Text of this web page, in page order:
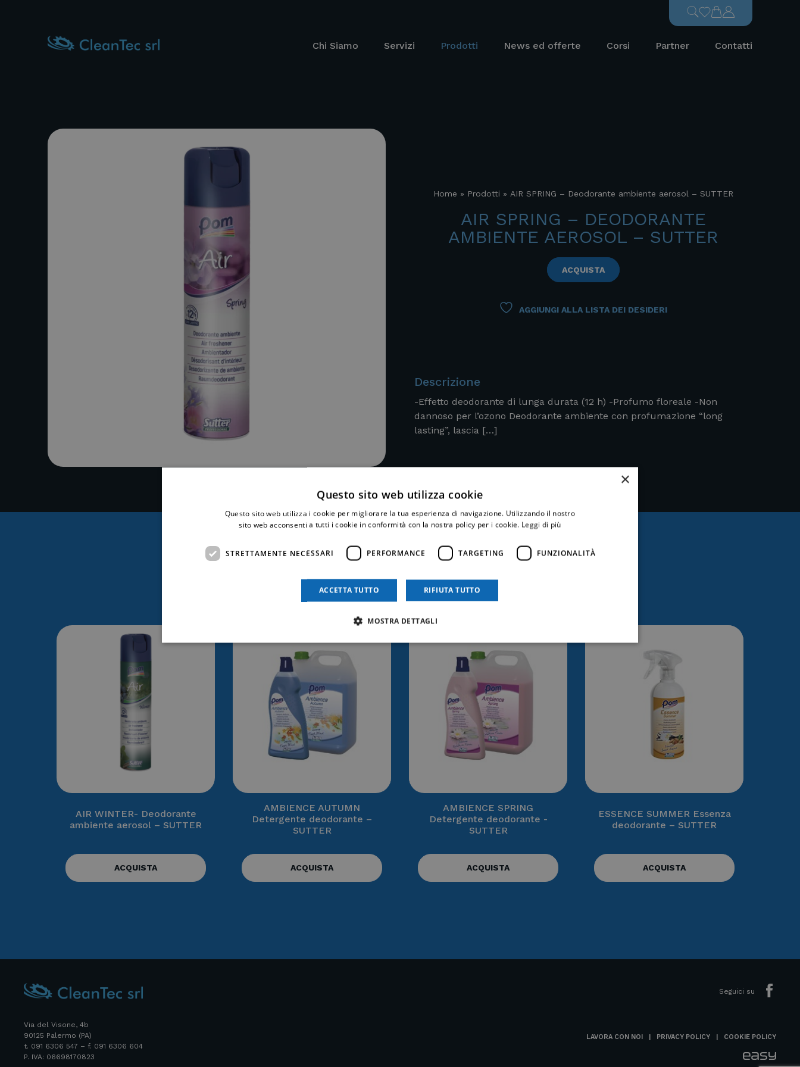
Chi Siamo Servizi Prodotti News ed offerte Corsi Partner Contatti
Home » Prodotti » AIR SPRING – Deodorante ambiente aerosol – SUTTER
AIR SPRING – DEODORANTE
AMBIENTE AEROSOL – SUTTER
ACQUISTA
AGGIUNGI ALLA LISTA DEI DESIDERI
Descrizione
-Effetto deodorante di lunga durata (12 h) -Profumo floreale -Non
dannoso per l’ozono Deodorante ambiente con profumazione “long
lasting”, lascia […]
Ti potrebbe anche interessare
AIR WINTER- Deodorante
ambiente aerosol – SUTTER
ACQUISTA
AMBIENCE AUTUMN
Detergente deodorante –
SUTTER
ACQUISTA
AMBIENCE SPRING
Detergente deodorante -
SUTTER
ACQUISTA
ESSENCE SUMMER Essenza
deodorante – SUTTER
ACQUISTA
Via del Visone, 4b
90125 Palermo (PA)
t. 091 6306 547 – f. 091 6306 604
P. IVA: 06698170823
Seguici su
LAVORA CON NOI PRIVACY POLICY COOKIE POLICY
×
Questo sito web utilizza cookie
Questo sito web utilizza i cookie per migliorare la tua esperienza di navigazione. Utilizzando il nostro
sito web acconsenti a tutti i cookie in conformità con la nostra policy per i cookie. Leggi di più
STRETTAMENTE NECESSARI PERFORMANCE TARGETING FUNZIONALITÀ
ACCETTA TUTTO RIFIUTA TUTTO
MOSTRA DETTAGLI